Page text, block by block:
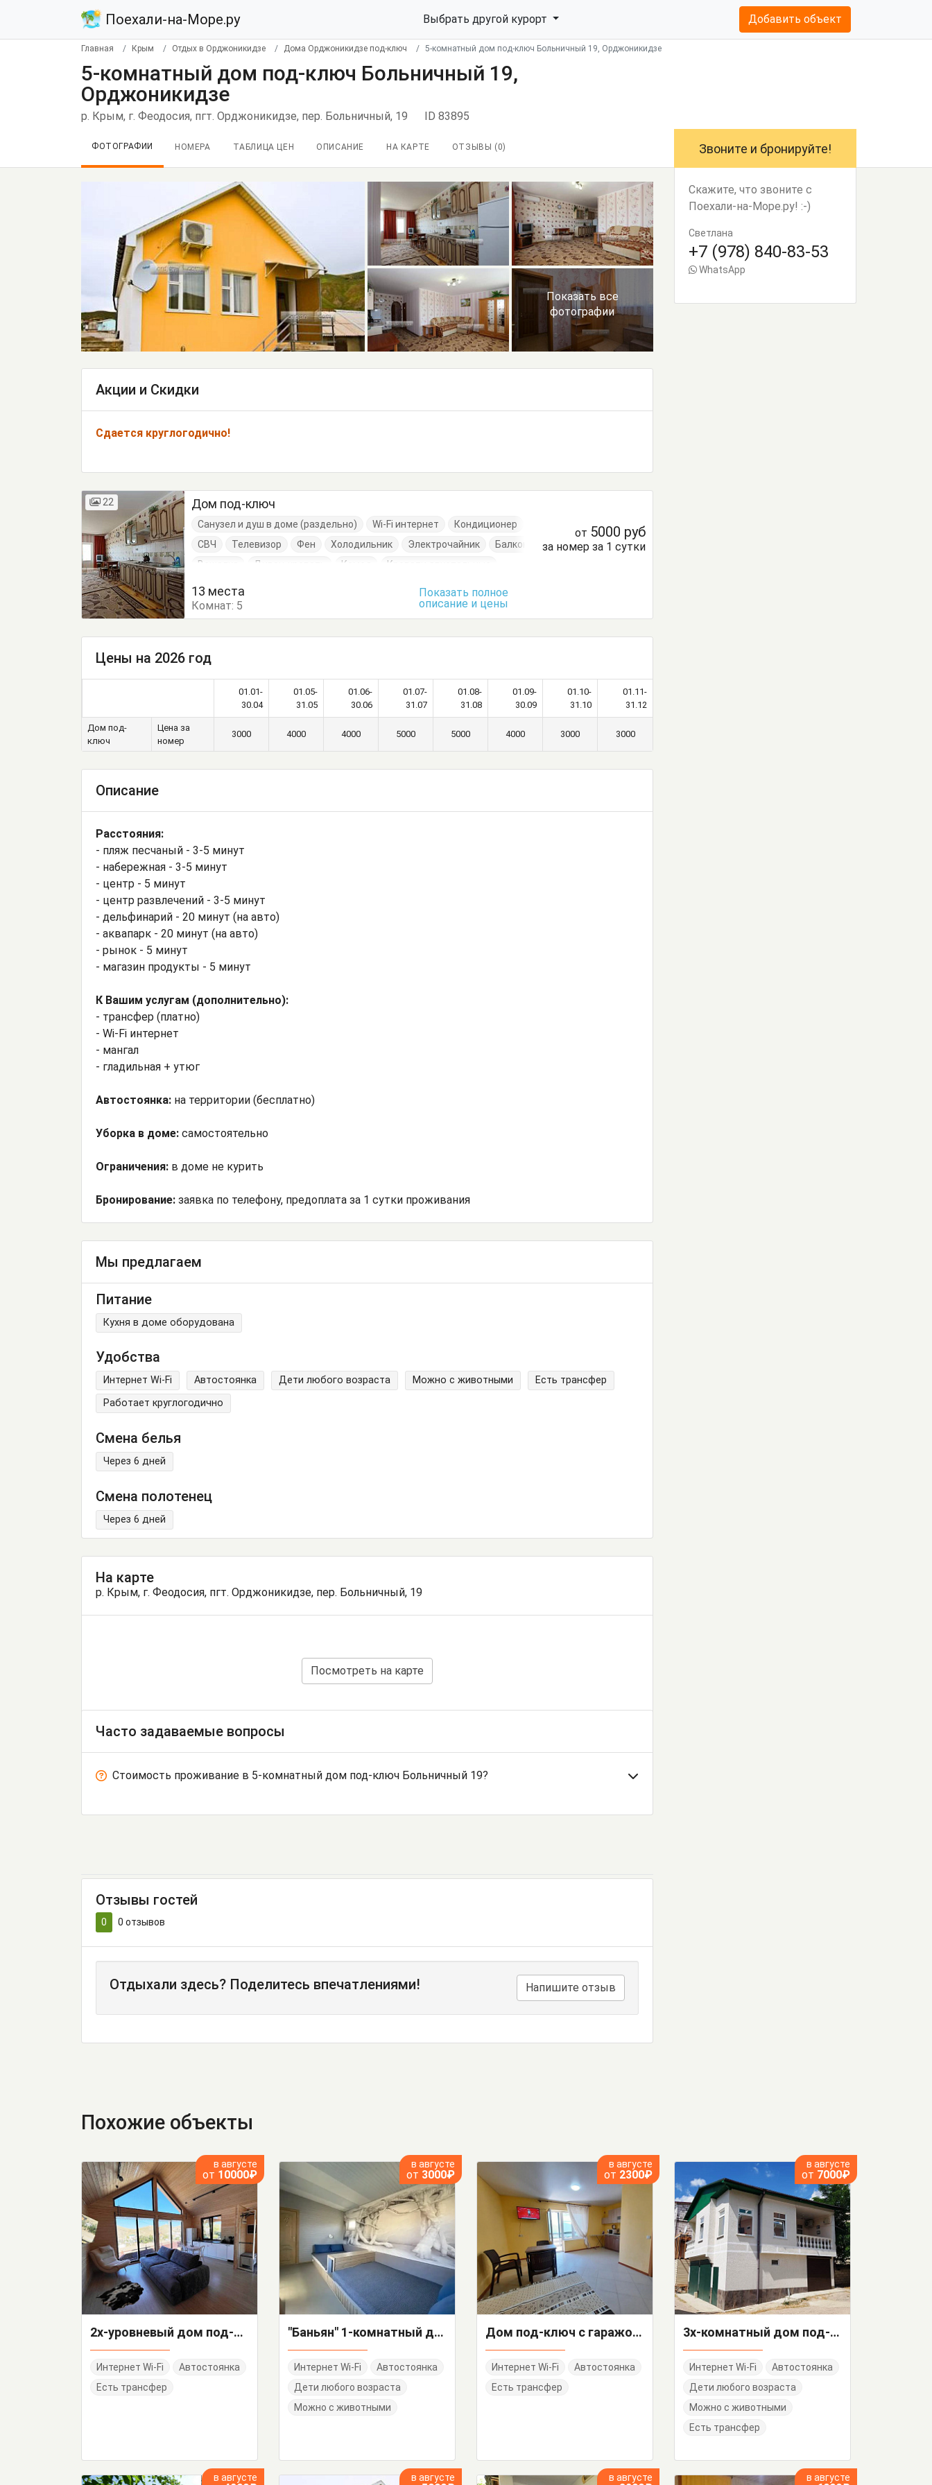
Поехали-на-Море.ру Выбрать другой курорт Добавить объект
Главная Крым Отдых в Орджоникидзе Дома Орджоникидзе под-ключ 5-комнатный дом под-ключ Больничный 19, Орджоникидзе
5-комнатный дом под-ключ Больничный 19,
Орджоникидзе
р. Крым, г. Феодосия, пгт. Орджоникидзе, пер. Больничный, 19 ID 83895
ФОТОГРАФИИ НОМЕРА ТАБЛИЦА ЦЕН ОПИСАНИЕ НА КАРТЕ ОТЗЫВЫ ( 0)
Показать все
фотографии
Акции и Скидки
Сдается круглогодично!
22 Дом под-ключ
Санузел и душ в доме (раздельно) Wi-Fi интернет
Кондиционер
СВЧ
Телевизор Фен Холодильник Электрочайник
Балкон
Вешалка
Диван-кровать Комод
Кровати двуспальные
Кровати односпальные
Посуда
Шкаф
от 5000 руб
за номер за 1 сутки
13 места
Комнат: 5
Показать полное
описание и цены
Цены на 2026 год
01.01-
30.04
01.05-
31.05
01.06-
30.06
01.07-
31.07
01.08-
31.08
01.09-
30.09
01.10-
31.10
01.11-
31.12
Дом под-
ключ
Цена за
номер
3000 4000 4000 5000 5000 4000 3000 3000
Описание
Расстояния:
- пляж песчаный - 3-5 минут
- набережная - 3-5 минут
- центр - 5 минут
- центр развлечений - 3-5 минут
- дельфинарий - 20 минут (на авто)
- аквапарк - 20 минут (на авто)
- рынок - 5 минут
- магазин продукты - 5 минут
К Вашим услугам (дополнительно):
- трансфер (платно)
- Wi-Fi интернет
- мангал
- гладильная + утюг
Автостоянка: на территории (бесплатно)
Уборка в доме: самостоятельно
Ограничения: в доме не курить
Бронирование: заявка по телефону, предоплата за 1 сутки проживания
Мы предлагаем
Питание
Кухня в доме оборудована
Удобства
Интернет Wi-Fi Автостоянка Дети любого возраста Можно с животными
Есть трансфер
Работает круглогодично
Смена белья
Через 6 дней
Смена полотенец
Через 6 дней
На карте
р. Крым, г. Феодосия, пгт. Орджоникидзе, пер. Больничный, 19
Посмотреть на карте
Часто задаваемые вопросы
Стоимость проживание в 5-комнатный дом под-ключ Больничный 19?
Отзывы гостей
0 0 отзывов
Отдыхали здесь? Поделитесь впечатлениями! Напишите отзыв
Звоните и бронируйте!
Скажите, что звоните с
Поехали-на-Море.ру! :-)
Светлана
+7 (978) 840-83-53
WhatsApp
Похожие объекты
в августе
от 10000₽
2х-уровневый дом под-ключ Лесная 7
Интернет Wi-Fi
Автостоянка
Есть трансфер
в августе
от 3000₽
"Баньян" 1-комнатный дом под-ключ
Интернет Wi-Fi
Автостоянка
Дети любого возраста
Можно с животными
в августе
от 2300₽
Дом под-ключ с гаражом ГК "Стрела"
Интернет Wi-Fi
Автостоянка
Есть трансфер
в августе
от 7000₽
3х-комнатный дом под-ключ с гаражом Больничный 187
Интернет Wi-Fi
Автостоянка
Дети любого возраста
Можно с животными
Есть трансфер
в августе в августе в августе в августе